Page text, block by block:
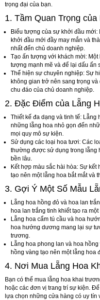
trọng đại của bạn.
1. Tầm Quan Trọng
Biểu tượng của sự khởi đầu mới:
khởi đầu mới đầy may mắn và
nhất đến chủ doanh nghiệp.
Tạo ấn tượng với khách mời:
tượng mạnh mẽ và để lại dấu ấn
Thể hiện sự chuyên nghiệp: Sự
không gian trở nên sang trọng
chu đáo của chủ doanh nghiệp.
2. Đặc Điểm của Lẵng
Thiết kế đa dạng và tinh tế: Lẵng
những lẵng hoa nhỏ gọn đến
mọi quy mô sự kiện.
Sử dụng các loại hoa tươi: Các
thường được sử dụng trong lẵng
bền lâu.
Kết hợp màu sắc hài hòa: Sự kết
tạo nên một lẵng hoa bắt mắt và
3. Gợi Ý Một Số Mẫu
Lẵng hoa hồng đỏ và hoa lan
hoa lan trắng tinh khiết tạo ra
Lẵng hoa cẩm tú cầu và hoa
hoa hướng dương mang lại sự
trương.
Lẵng hoa phong lan và hoa hồng
hồng vàng tạo nên một lẵng hoa
4. Nơi Mua Lẵng Hoa
Bạn có thể mua lẵng hoa khai
hoặc các đơn vị trang trí sự kiện.
lựa chọn những cửa hàng có uy tín